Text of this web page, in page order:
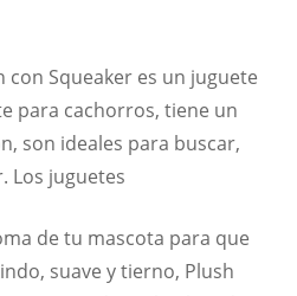
con Squeaker es un juguete
para cachorros, tiene un
son ideales para buscar,
Los juguetes
de tu mascota para que
suave y tierno, Plush